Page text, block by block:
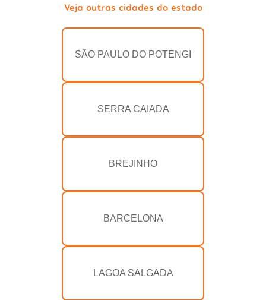
Veja outras cidades do estado
SÃO PAULO DO POTENGI
SERRA CAIADA
BREJINHO
BARCELONA
LAGOA SALGADA